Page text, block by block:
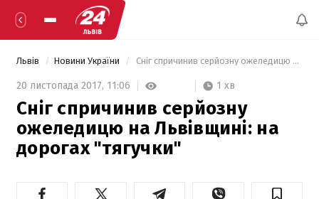
Львів Новини України Сніг спричинив серйозну ожеледицю на Львівщині: на дорогах "тягучки"
20 листопада 2017, 11:06 1 хв
Сніг спричинив серйозну
ожеледицю на Львівщині: на
дорогах "тягучки"